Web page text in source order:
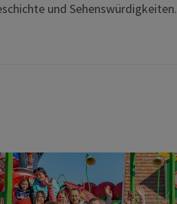
und Sehenswürdigkeiten.